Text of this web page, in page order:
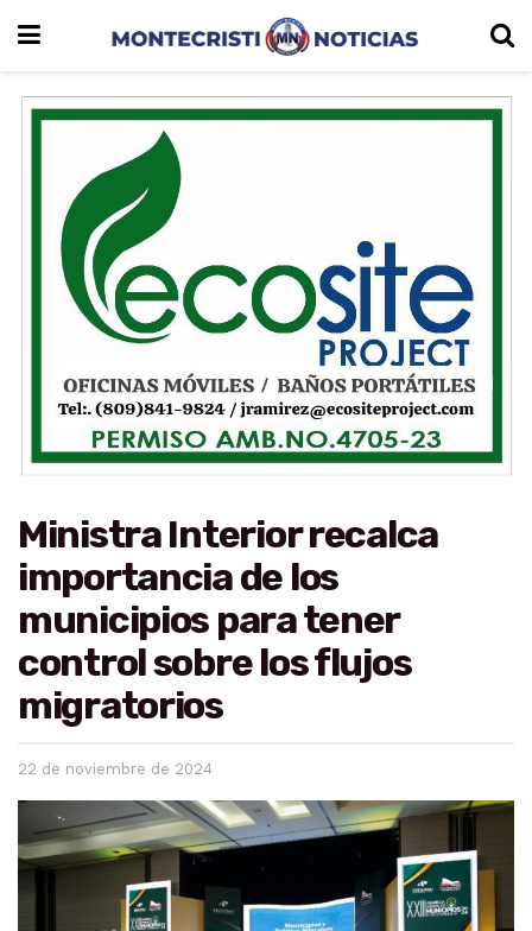
Ministra Interior recalca
importancia de los
municipios para tener
control sobre los flujos
migratorios
22 de noviembre de 2024